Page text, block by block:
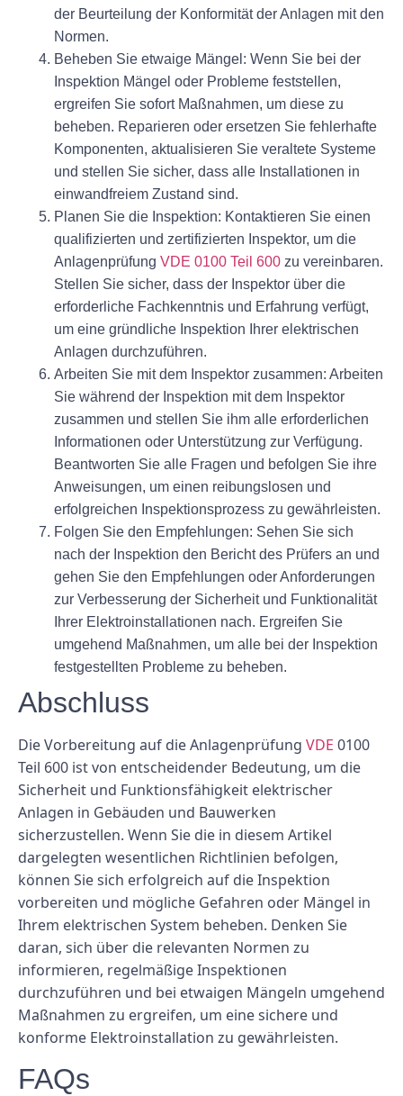
der Beurteilung der Konformität der Anlagen mit den
Normen.
Beheben Sie etwaige Mängel: Wenn Sie bei der
Inspektion Mängel oder Probleme feststellen,
ergreifen Sie sofort Maßnahmen, um diese zu
beheben. Reparieren oder ersetzen Sie fehlerhafte
Komponenten, aktualisieren Sie veraltete Systeme
und stellen Sie sicher, dass alle Installationen in
einwandfreiem Zustand sind.
Planen Sie die Inspektion: Kontaktieren Sie einen
qualifizierten und zertifizierten Inspektor, um die
Anlagenprüfung VDE 0100 Teil 600 zu vereinbaren.
Stellen Sie sicher, dass der Inspektor über die
erforderliche Fachkenntnis und Erfahrung verfügt,
um eine gründliche Inspektion Ihrer elektrischen
Anlagen durchzuführen.
Arbeiten Sie mit dem Inspektor zusammen: Arbeiten
Sie während der Inspektion mit dem Inspektor
zusammen und stellen Sie ihm alle erforderlichen
Informationen oder Unterstützung zur Verfügung.
Beantworten Sie alle Fragen und befolgen Sie ihre
Anweisungen, um einen reibungslosen und
erfolgreichen Inspektionsprozess zu gewährleisten.
Folgen Sie den Empfehlungen: Sehen Sie sich
nach der Inspektion den Bericht des Prüfers an und
gehen Sie den Empfehlungen oder Anforderungen
zur Verbesserung der Sicherheit und Funktionalität
Ihrer Elektroinstallationen nach. Ergreifen Sie
umgehend Maßnahmen, um alle bei der Inspektion
festgestellten Probleme zu beheben.
Abschluss
Die Vorbereitung auf die Anlagenprüfung VDE 0100
Teil 600 ist von entscheidender Bedeutung, um die
Sicherheit und Funktionsfähigkeit elektrischer
Anlagen in Gebäuden und Bauwerken
sicherzustellen. Wenn Sie die in diesem Artikel
dargelegten wesentlichen Richtlinien befolgen,
können Sie sich erfolgreich auf die Inspektion
vorbereiten und mögliche Gefahren oder Mängel in
Ihrem elektrischen System beheben. Denken Sie
daran, sich über die relevanten Normen zu
informieren, regelmäßige Inspektionen
durchzuführen und bei etwaigen Mängeln umgehend
Maßnahmen zu ergreifen, um eine sichere und
konforme Elektroinstallation zu gewährleisten.
FAQs